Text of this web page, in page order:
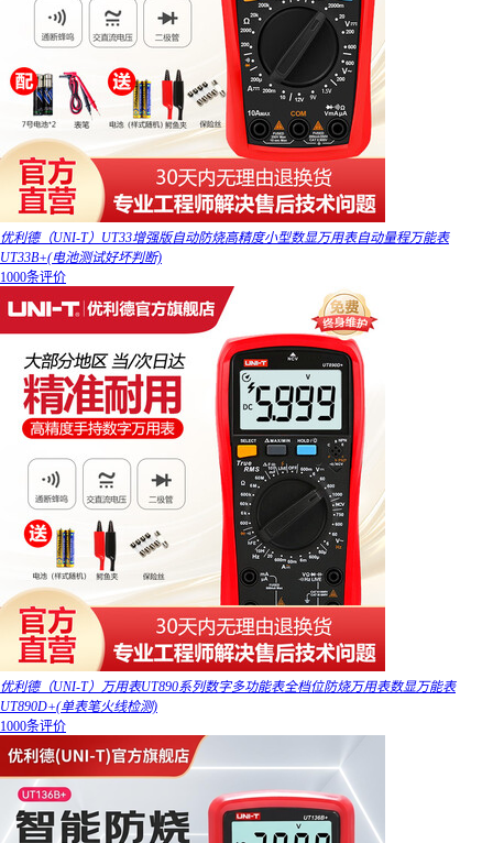
优利德（UNI-T）UT33增强版自动防烧高精度小型数显万用表自动量程万能表
UT33B+(电池测试好坏判断)
1000条评价
优利德（UNI-T）万用表UT890系列数字多功能表全档位防烧万用表数显万能表
UT890D+(单表笔火线检测)
1000条评价